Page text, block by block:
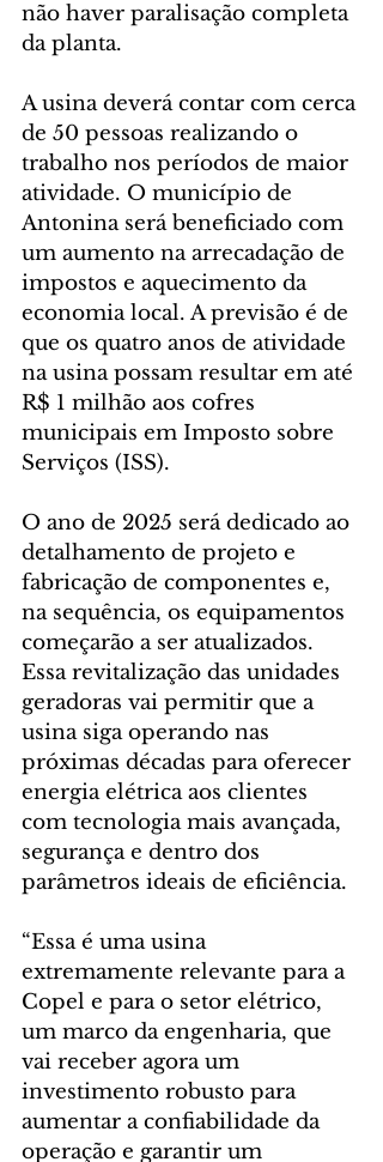
não haver paralisação completa
da planta.
A usina deverá contar com cerca
de 50 pessoas realizando o
trabalho nos períodos de maior
atividade. O município de
Antonina será beneficiado com
um aumento na arrecadação de
impostos e aquecimento da
economia local. A previsão é de
que os quatro anos de atividade
na usina possam resultar em até
R$ 1 milhão aos cofres
municipais em Imposto sobre
Serviços (ISS).
O ano de 2025 será dedicado ao
detalhamento de projeto e
fabricação de componentes e,
na sequência, os equipamentos
começarão a ser atualizados.
Essa revitalização das unidades
geradoras vai permitir que a
usina siga operando nas
próximas décadas para oferecer
energia elétrica aos clientes
com tecnologia mais avançada,
segurança e dentro dos
parâmetros ideais de eficiência.
“Essa é uma usina
extremamente relevante para a
Copel e para o setor elétrico,
um marco da engenharia, que
vai receber agora um
investimento robusto para
aumentar a confiabilidade da
operação e garantir um